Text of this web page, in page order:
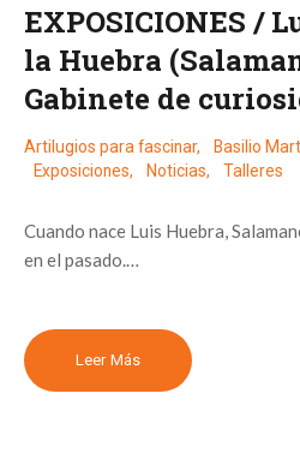
EXPOSICIONES /
la Huebra
Gabinete de
Artilugios para fascinar, Basilio
Exposiciones, Noticias, Talleres
Cuando nace Luis Huebra,
en el pasado.…
Leer Más